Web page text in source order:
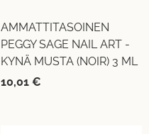
AMMATTITASOINEN
PEGGY SAGE NAIL ART -
KYNÄ MUSTA (NOIR) 3 ML
10,01 €